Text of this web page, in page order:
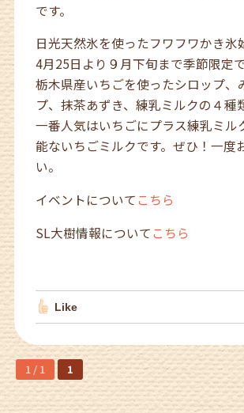
です。
日光天然氷を使ったフワフワかき氷
4月25日より９月下旬まで季節限定で
栃木県産いちごを使ったシロップ、
プ、抹茶あずき、練乳ミルクの４種
一番人気はいちごにプラス練乳ミル
能ないちごミルクです。ぜひ！一度
い。
イベントについて こちら
SL大樹情報について こちら
Like
1 / 1 1